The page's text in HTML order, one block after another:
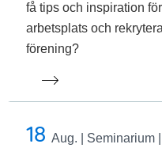
få tips och inspiration
arbetsplats och
förening?
18 Aug. | Seminarium